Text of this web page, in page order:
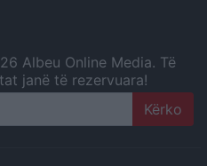
Albeu Online Media. Të
janë të rezervuara!